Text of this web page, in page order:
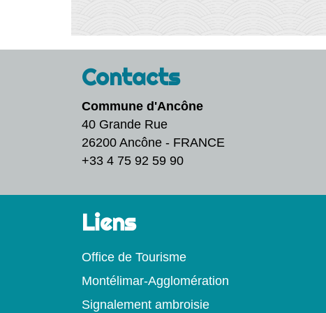
Contacts
Commune d'Ancône
40 Grande Rue
26200 Ancône - FRANCE
+33 4 75 92 59 90
Liens
Office de Tourisme
Montélimar-Agglomération
Signalement ambroisie